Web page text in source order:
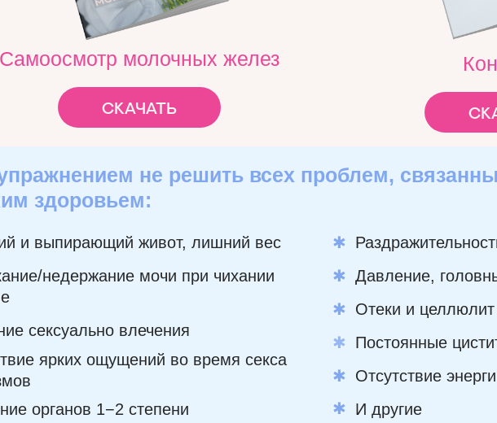
скачать
Самоосмотр молочных желез
не решить всех проблем,
здоровьем:
и выпирающий живот, лишний вес
недержание мочи при чихании
сексуально влечения
ярких ощущений во время секса
органов 1−2 степени
Давление,
Отеки и целлюлит
Постоянные
Отсутствие
И другие
✱
✱
✱
✱
✱
✱